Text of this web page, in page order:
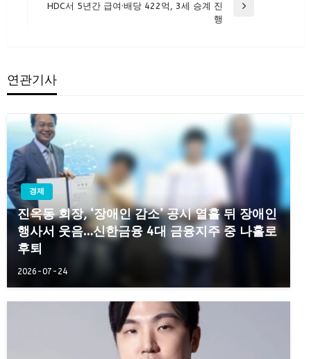
Next
HDC서 5년간 급여·배당 422억, 3세 승계 진
행
연관기사
경제
진옥동 회장, ‘장애인 감소’ 공시 열흘 뒤 장애인
행사서 웃음…신한금융 4대 금융지주 중 나홀로
후퇴
2026-07-24